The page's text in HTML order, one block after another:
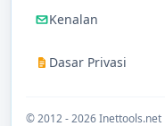
Kenalan
Dasar Privasi
© 2012 - 2026 Inettools.net